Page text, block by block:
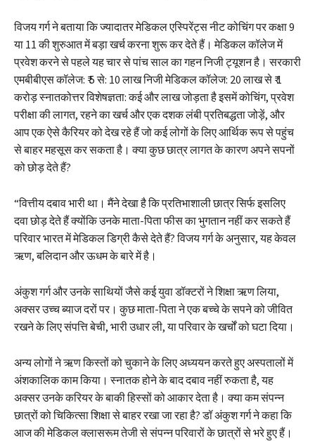
विजय गर्ग ने बताया कि ज्यादातर मेडिकल एस्पिरेंट्स नीट कोचिंग पर कक्षा 9
या 11 की शुरुआत में बड़ा खर्च करना शुरू कर देते हैं। मेडिकल कॉलेज में
प्रवेश करने से पहले यह चार से पांच साल का गहन निजी ट्यूशन है। सरकारी
एमबीबीएस कॉलेज: ₹ 5 से: 10 लाख निजी मेडिकल कॉलेज: 20 लाख से ₹ 1
करोड़ स्नातकोत्तर विशेषज्ञता: कई और लाख जोड़ता है इसमें कोचिंग, प्रवेश
परीक्षा की लागत, रहने का खर्च और एक दशक लंबी प्रतिबद्धता जोड़ें, और
आप एक ऐसे कैरियर को देख रहे हैं जो कई लोगों के लिए आर्थिक रूप से पहुंच
से बाहर महसूस कर सकता है। क्या कुछ छात्र लागत के कारण अपने सपनों
को छोड़ देते हैं?
“वित्तीय दबाव भारी था। मैंने देखा है कि प्रतिभाशाली छात्र सिर्फ इसलिए
दवा छोड़ देते हैं क्योंकि उनके माता-पिता फीस का भुगतान नहीं कर सकते हैं
परिवार भारत में मेडिकल डिग्री कैसे देते हैं? विजय गर्ग के अनुसार, यह केवल
ऋण, बलिदान और ऊधम के बारे में है।
अंकुश गर्ग और उनके साथियों जैसे कई युवा डॉक्टरों ने शिक्षा ऋण लिया,
अक्सर उच्च ब्याज दरों पर। कुछ माता-पिता ने एक बच्चे के सपने को जीवित
रखने के लिए संपत्ति बेची, भारी उधार ली, या परिवार के खर्चों को घटा दिया।
अन्य लोगों ने ऋण किस्तों को चुकाने के लिए अध्ययन करते हुए अस्पतालों में
अंशकालिक काम किया। स्नातक होने के बाद दबाव नहीं रुकता है, यह
अक्सर उनके करियर के बाकी हिस्सों को आकार देता है। क्या कम संपन्न
छात्रों को चिकित्सा शिक्षा से बाहर रखा जा रहा है? डॉ अंकुश गर्ग ने कहा कि
आज की मेडिकल क्लासरूम तेजी से संपन्न परिवारों के छात्रों से भरे हुए हैं।